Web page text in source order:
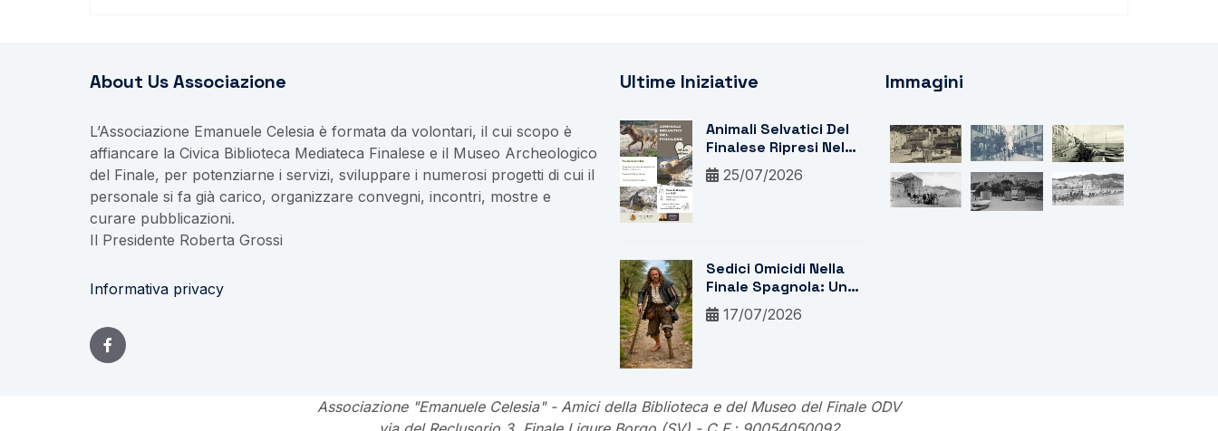
About Us Associazione
L’Associazione Emanuele Celesia è formata da volontari, il cui scopo è
affiancare la Civica Biblioteca Mediateca Finalese e il Museo Archeologico
del Finale, per potenziarne i servizi, sviluppare i numerosi progetti di cui il
personale si fa già carico, organizzare convegni, incontri, mostre e
curare pubblicazioni.
Il Presidente Roberta Grossi
Informativa privacy
Ultime Iniziative
Animali Selvatici Del
Finalese Ripresi Nel
Loro Ambiente
Naturale
25/07/2026
Sedici Omicidi Nella
Finale Spagnola: Un
Libro Riporta Alla
Luce Crimini E
17/07/2026
Immagini
Associazione "Emanuele Celesia" - Amici della Biblioteca e del Museo del Finale ODV